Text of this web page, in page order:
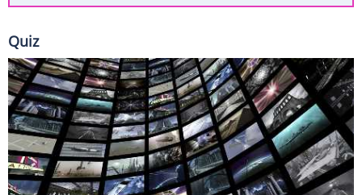
Quiz